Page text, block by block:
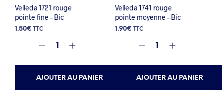
Velleda 1721 rouge
pointe fine – Bic
1.50€ TTC
AJOUTER AU PANIER
Velleda 1741 rouge
pointe moyenne – Bic
1.90€ TTC
AJOUTER AU PANIER